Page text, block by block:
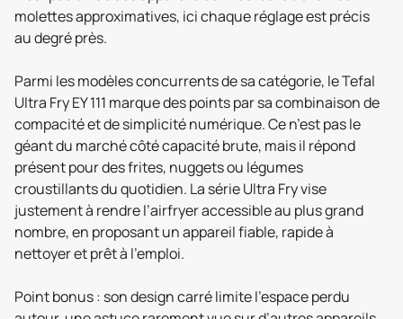
molettes approximatives, ici chaque réglage est précis
au degré près.
Parmi les modèles concurrents de sa catégorie, le Tefal
Ultra Fry EY 111 marque des points par sa combinaison de
compacité et de simplicité numérique. Ce n’est pas le
géant du marché côté capacité brute, mais il répond
présent pour des frites, nuggets ou légumes
croustillants du quotidien. La série Ultra Fry vise
justement à rendre l’airfryer accessible au plus grand
nombre, en proposant un appareil fiable, rapide à
nettoyer et prêt à l’emploi.
Point bonus : son design carré limite l’espace perdu